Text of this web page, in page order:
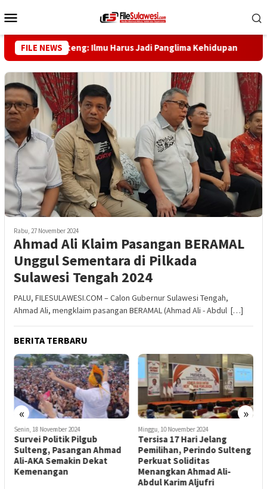
ke
Mobile
FILE NEWS
Sulteng: Ilmu Harus Jadi Panglima Kehidupan
Rabu, 27 November 2024
Ahmad Ali Klaim Pasangan BERAMAL
Unggul Sementara di Pilkada
Sulawesi Tengah 2024
PALU, FILESULAWESI.COM – Calon Gubernur Sulawesi Tengah,
Ahmad Ali, mengklaim pasangan BERAMAL (Ahmad Ali - Abdul […]
BERITA TERBARU
« »
Senin, 18 November 2024
Survei Politik Pilgub
Sulteng, Pasangan Ahmad
Ali-AKA Semakin Dekat
Kemenangan
Minggu, 10 November 2024
Tersisa 17 Hari Jelang
Pemilihan, Perindo Sulteng
Perkuat Soliditas
Menangkan Ahmad Ali-
Abdul Karim Aljufri